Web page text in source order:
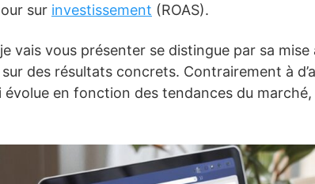
sur investissement (ROAS).
vais vous présenter se distingue par sa
des résultats concrets. Contrairement à
en fonction des tendances du marché,